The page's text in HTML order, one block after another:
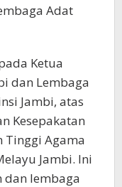
Adat
Ketua
dan Lembaga
Jambi, atas
Kesepakatan
Tinggi Agama
Jambi. Ini
lembaga